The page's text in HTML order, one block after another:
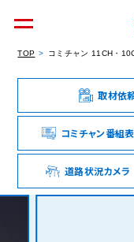
個人のお客様
法人のお客様
TOP コミチャン 11CH・
取材依
コミチャン番組表
道路状況カメラ